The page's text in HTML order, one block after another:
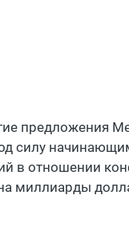
предложения
силу
в отношении
миллиарды